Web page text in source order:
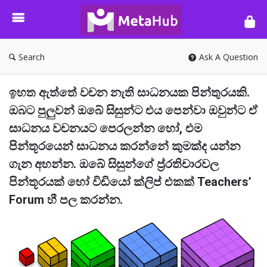
META-
HUB
Search Ask A Question
ඉහත ඇත්තේ වචන නැති සාධනයක පින්තුරයකි.
ඔබට පුලුවන් ඔබේ සිසුන්ට එය පෙන්වා ඔවුන්ට ඒ
සාධනය වචනයට පෙරලන්න හෝ, එම
පින්තූරයෙන් සාධනය කරන්නේ කුමක්ද යන්න
ගැන අහන්න. ඔබේ සිසුන්ගේ ප්‍ර්‍රතිචාරවල
පින්තූරයක් හෝ විඩියෝ ක්ලිප් එකක් Teachers’
Forum හී පල කරන්න.